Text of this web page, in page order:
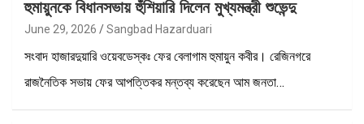
হুমায়ুনকে বিধানসভায় হুঁশিয়ারি দিলেন মুখ্যমন্ত্রী শুভেন্দু
June 29, 2026 Sangbad Hazarduari
সংবাদ হাজারদুয়ারি ওয়েবডেস্কঃ ফের বেলাগাম হুমায়ুন কবীর। রেজিনগরে
রাজনৈতিক সভায় ফের আপত্তিকর মন্তব্য করেছেন আম জনতা…